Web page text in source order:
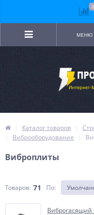
МЕНЮ
Каталог товаров
Виброоборудование
Виброплиты
Товаров: 71 По:
Виброгасящий
0